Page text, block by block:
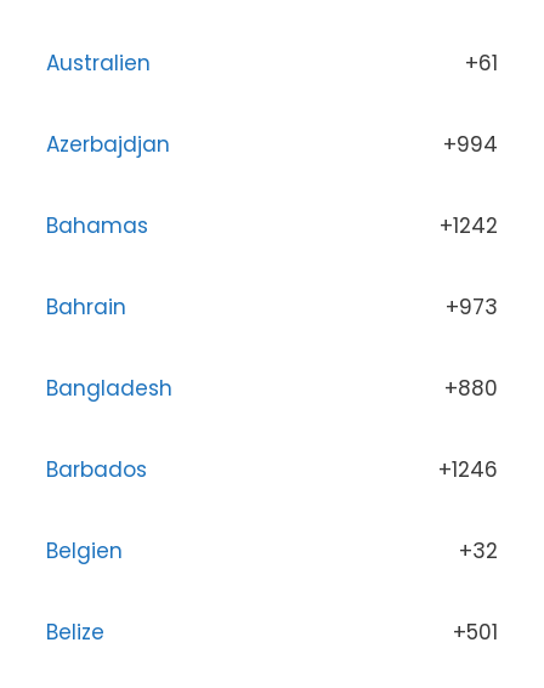
Australien +61
Azerbajdjan +994
Bahamas +1242
Bahrain +973
Bangladesh +880
Barbados +1246
Belgien +32
Belize +501